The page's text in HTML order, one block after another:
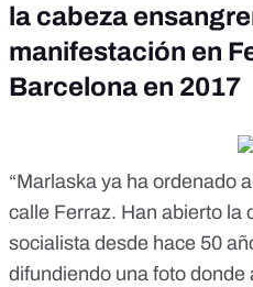
la cabeza
manifestación en
Barcelona en 2017
“Marlaska ya ha ordenado
calle Ferraz. Han abierto la
socialista desde hace 50
difundiendo una foto